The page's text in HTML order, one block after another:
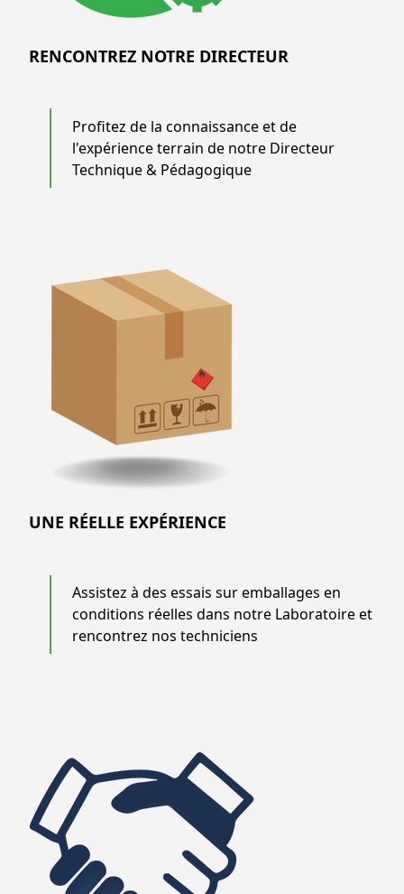
RENCONTREZ NOTRE DIRECTEUR
Profitez de la connaissance et de
l'expérience terrain de notre Directeur
Technique & Pédagogique
UNE RÉELLE EXPÉRIENCE
Assistez à des essais sur emballages en
conditions réelles dans notre Laboratoire et
rencontrez nos techniciens